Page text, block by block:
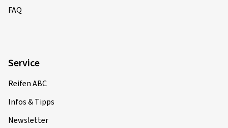
FAQ
Service
Reifen ABC
Infos & Tipps
Newsletter